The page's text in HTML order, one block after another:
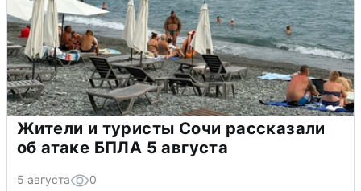
Жители и туристы Сочи рассказали
об атаке БПЛА 5 августа
5 августа 0